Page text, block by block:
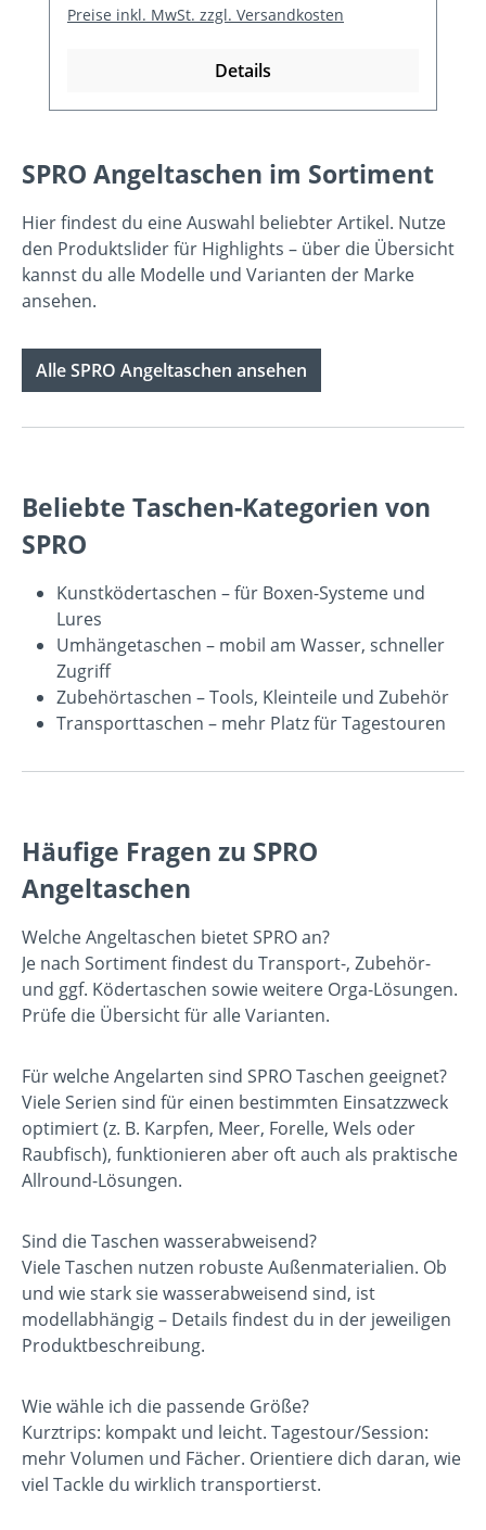
Preise inkl. MwSt. zzgl. Versandkosten
Details
SPRO Angeltaschen im Sortiment
Hier findest du eine Auswahl beliebter Artikel. Nutze
den Produktslider für Highlights – über die Übersicht
kannst du alle Modelle und Varianten der Marke
ansehen.
Alle SPRO Angeltaschen ansehen
Beliebte Taschen-Kategorien von
SPRO
Kunstködertaschen – für Boxen-Systeme und
Lures
Umhängetaschen – mobil am Wasser, schneller
Zugriff
Zubehörtaschen – Tools, Kleinteile und Zubehör
Transporttaschen – mehr Platz für Tagestouren
Häufige Fragen zu SPRO
Angeltaschen
Welche Angeltaschen bietet SPRO an?
Je nach Sortiment findest du Transport-, Zubehör-
und ggf. Ködertaschen sowie weitere Orga-Lösungen.
Prüfe die Übersicht für alle Varianten.
Für welche Angelarten sind SPRO Taschen geeignet?
Viele Serien sind für einen bestimmten Einsatzzweck
optimiert (z. B. Karpfen, Meer, Forelle, Wels oder
Raubfisch), funktionieren aber oft auch als praktische
Allround-Lösungen.
Sind die Taschen wasserabweisend?
Viele Taschen nutzen robuste Außenmaterialien. Ob
und wie stark sie wasserabweisend sind, ist
modellabhängig – Details findest du in der jeweiligen
Produktbeschreibung.
Wie wähle ich die passende Größe?
Kurztrips: kompakt und leicht. Tagestour/Session:
mehr Volumen und Fächer. Orientiere dich daran, wie
viel Tackle du wirklich transportierst.